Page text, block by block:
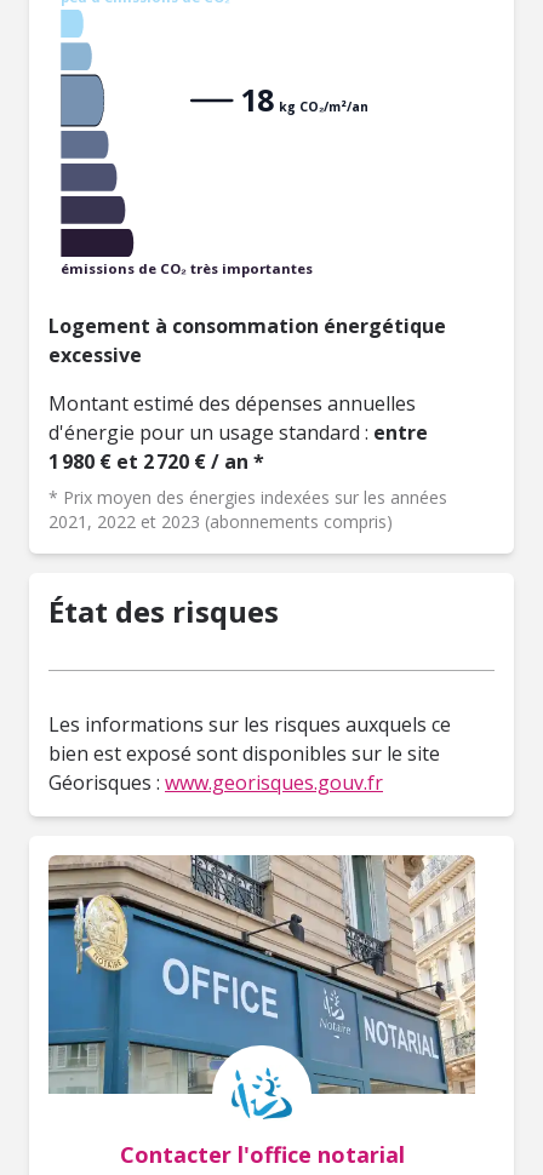
émissions de CO₂ très importantes
18 kg CO₂/m²/an
Logement à consommation énergétique
excessive
Montant estimé des dépenses annuelles
d'énergie pour un usage standard : entre
1 980 € et 2 720 € / an *
* Prix moyen des énergies indexées sur les années
2021, 2022 et 2023 (abonnements compris)
État des risques
Les informations sur les risques auxquels ce
bien est exposé sont disponibles sur le site
Géorisques : www.georisques.gouv.fr
Contacter l'office notarial